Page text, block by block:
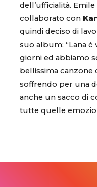
dell’ufficialità.
collaborato con
quindi deciso di
suo album: “Lana
giorni ed abbiamo
bellissima canzone
soffrendo per una
anche un sacco di
tutte quelle